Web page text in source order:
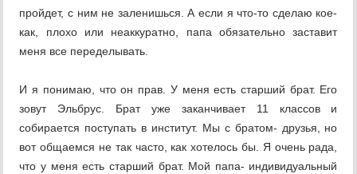
пройдет, с ним не заленишься. А если я что-то сделаю кое-
как, плохо или неаккуратно, папа обязательно заставит
меня все переделывать.
И я понимаю, что он прав. У меня есть старший брат. Его
зовут Эльбрус. Брат уже заканчивает 11 классов и
собирается поступать в институт. Мы с братом- друзья, но
вот общаемся не так часто, как хотелось бы. Я очень рада,
что у меня есть старший брат. Мой папа- индивидуальный